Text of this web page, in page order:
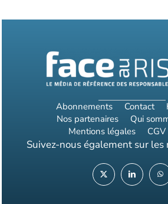
Abonnements Contact
Nos partenaires
Qui
Mentions légales
CGV
Suivez-nous également sur les